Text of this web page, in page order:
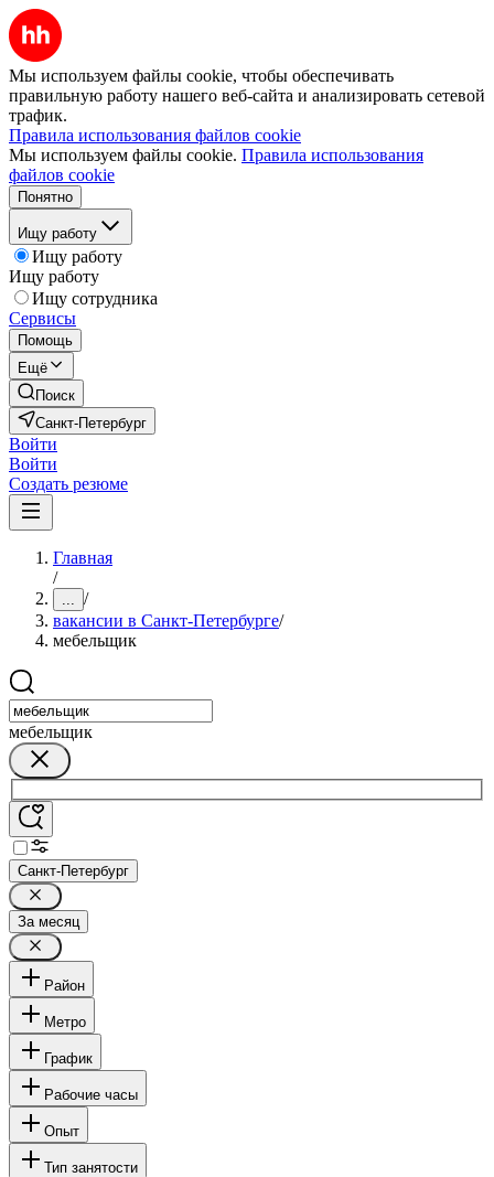
Мы используем файлы cookie, чтобы обеспечивать
правильную работу нашего веб-сайта и анализировать сетевой
трафик.
Правила использования файлов cookie
Мы используем файлы cookie. Правила использования
файлов cookie
Понятно
Ищу работу
Ищу работу
Ищу работу
Ищу сотрудника
Сервисы
Помощь
Ещё
Поиск
Санкт-Петербург
Войти
Войти
Создать резюме
Главная
/
... /
вакансии в Санкт-Петербурге/
мебельщик
мебельщик
Санкт-Петербург
За месяц
Район
Метро
График
Рабочие часы
Опыт
Тип занятости